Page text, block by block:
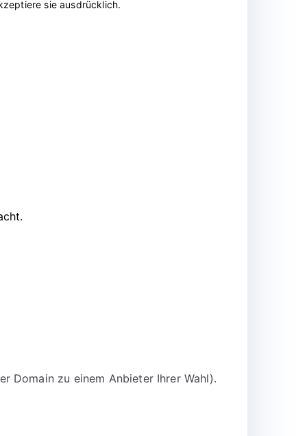
sie ausdrücklich.
Domain zu einem Anbieter Ihrer Wahl).